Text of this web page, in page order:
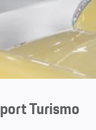
Turismo